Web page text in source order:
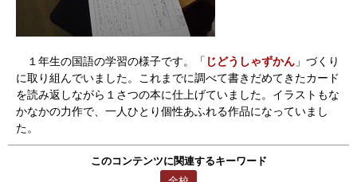
１年生の国語の学習の様子です。「 じどうしゃずかん 」づくり
に取り組んでいました。これまでに調べて書きだめてきたカード
を読み返しながら１さつの本に仕上げていました。イラストもな
かなかの力作で、一人ひとり個性あふれる作品になっていまし
た。
このコンテンツに関連するキーワード